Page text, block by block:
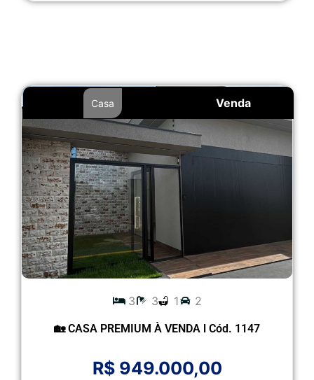
Venda
Casa
3 3 1 2
🏡 CASA PREMIUM À VENDA l Cód. 1147
R$ 949.000,00